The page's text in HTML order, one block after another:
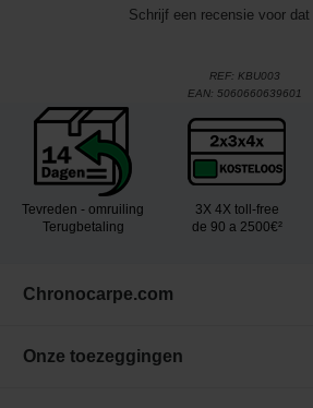
Schrijf een recensie voor dat
REF: KBU003
EAN: 5060660639601
Tevreden - omruiling
Terugbetaling
3X 4X toll-free
de 90 a 2500€²
Chronocarpe.com
Onze toezeggingen